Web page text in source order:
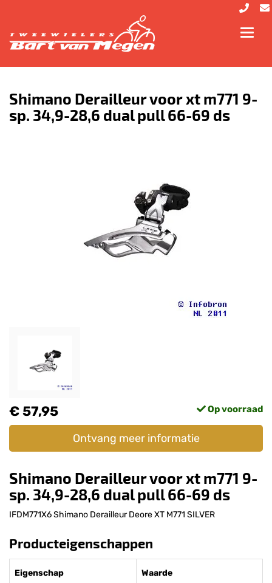
Shimano Derailleur voor xt m771 9-
sp. 34,9-28,6 dual pull 66-69 ds
€ 57,95 Op voorraad
Ontvang meer informatie
Shimano Derailleur voor xt m771 9-
sp. 34,9-28,6 dual pull 66-69 ds
IFDM771X6 Shimano Derailleur Deore XT M771 SILVER
Producteigenschappen
Eigenschap Waarde